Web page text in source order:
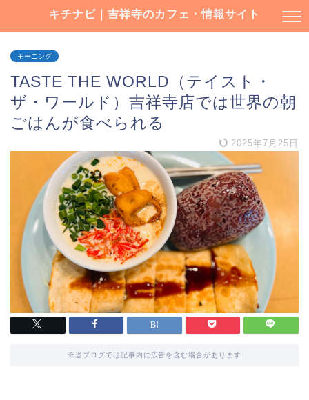
キチナビ｜吉祥寺のカフェ・情報サイト
モーニング
TASTE THE WORLD（テイスト・
ザ・ワールド）吉祥寺店では世界の朝
ごはんが食べられる
2025年7月25日
※当ブログでは記事内に広告を含む場合があります